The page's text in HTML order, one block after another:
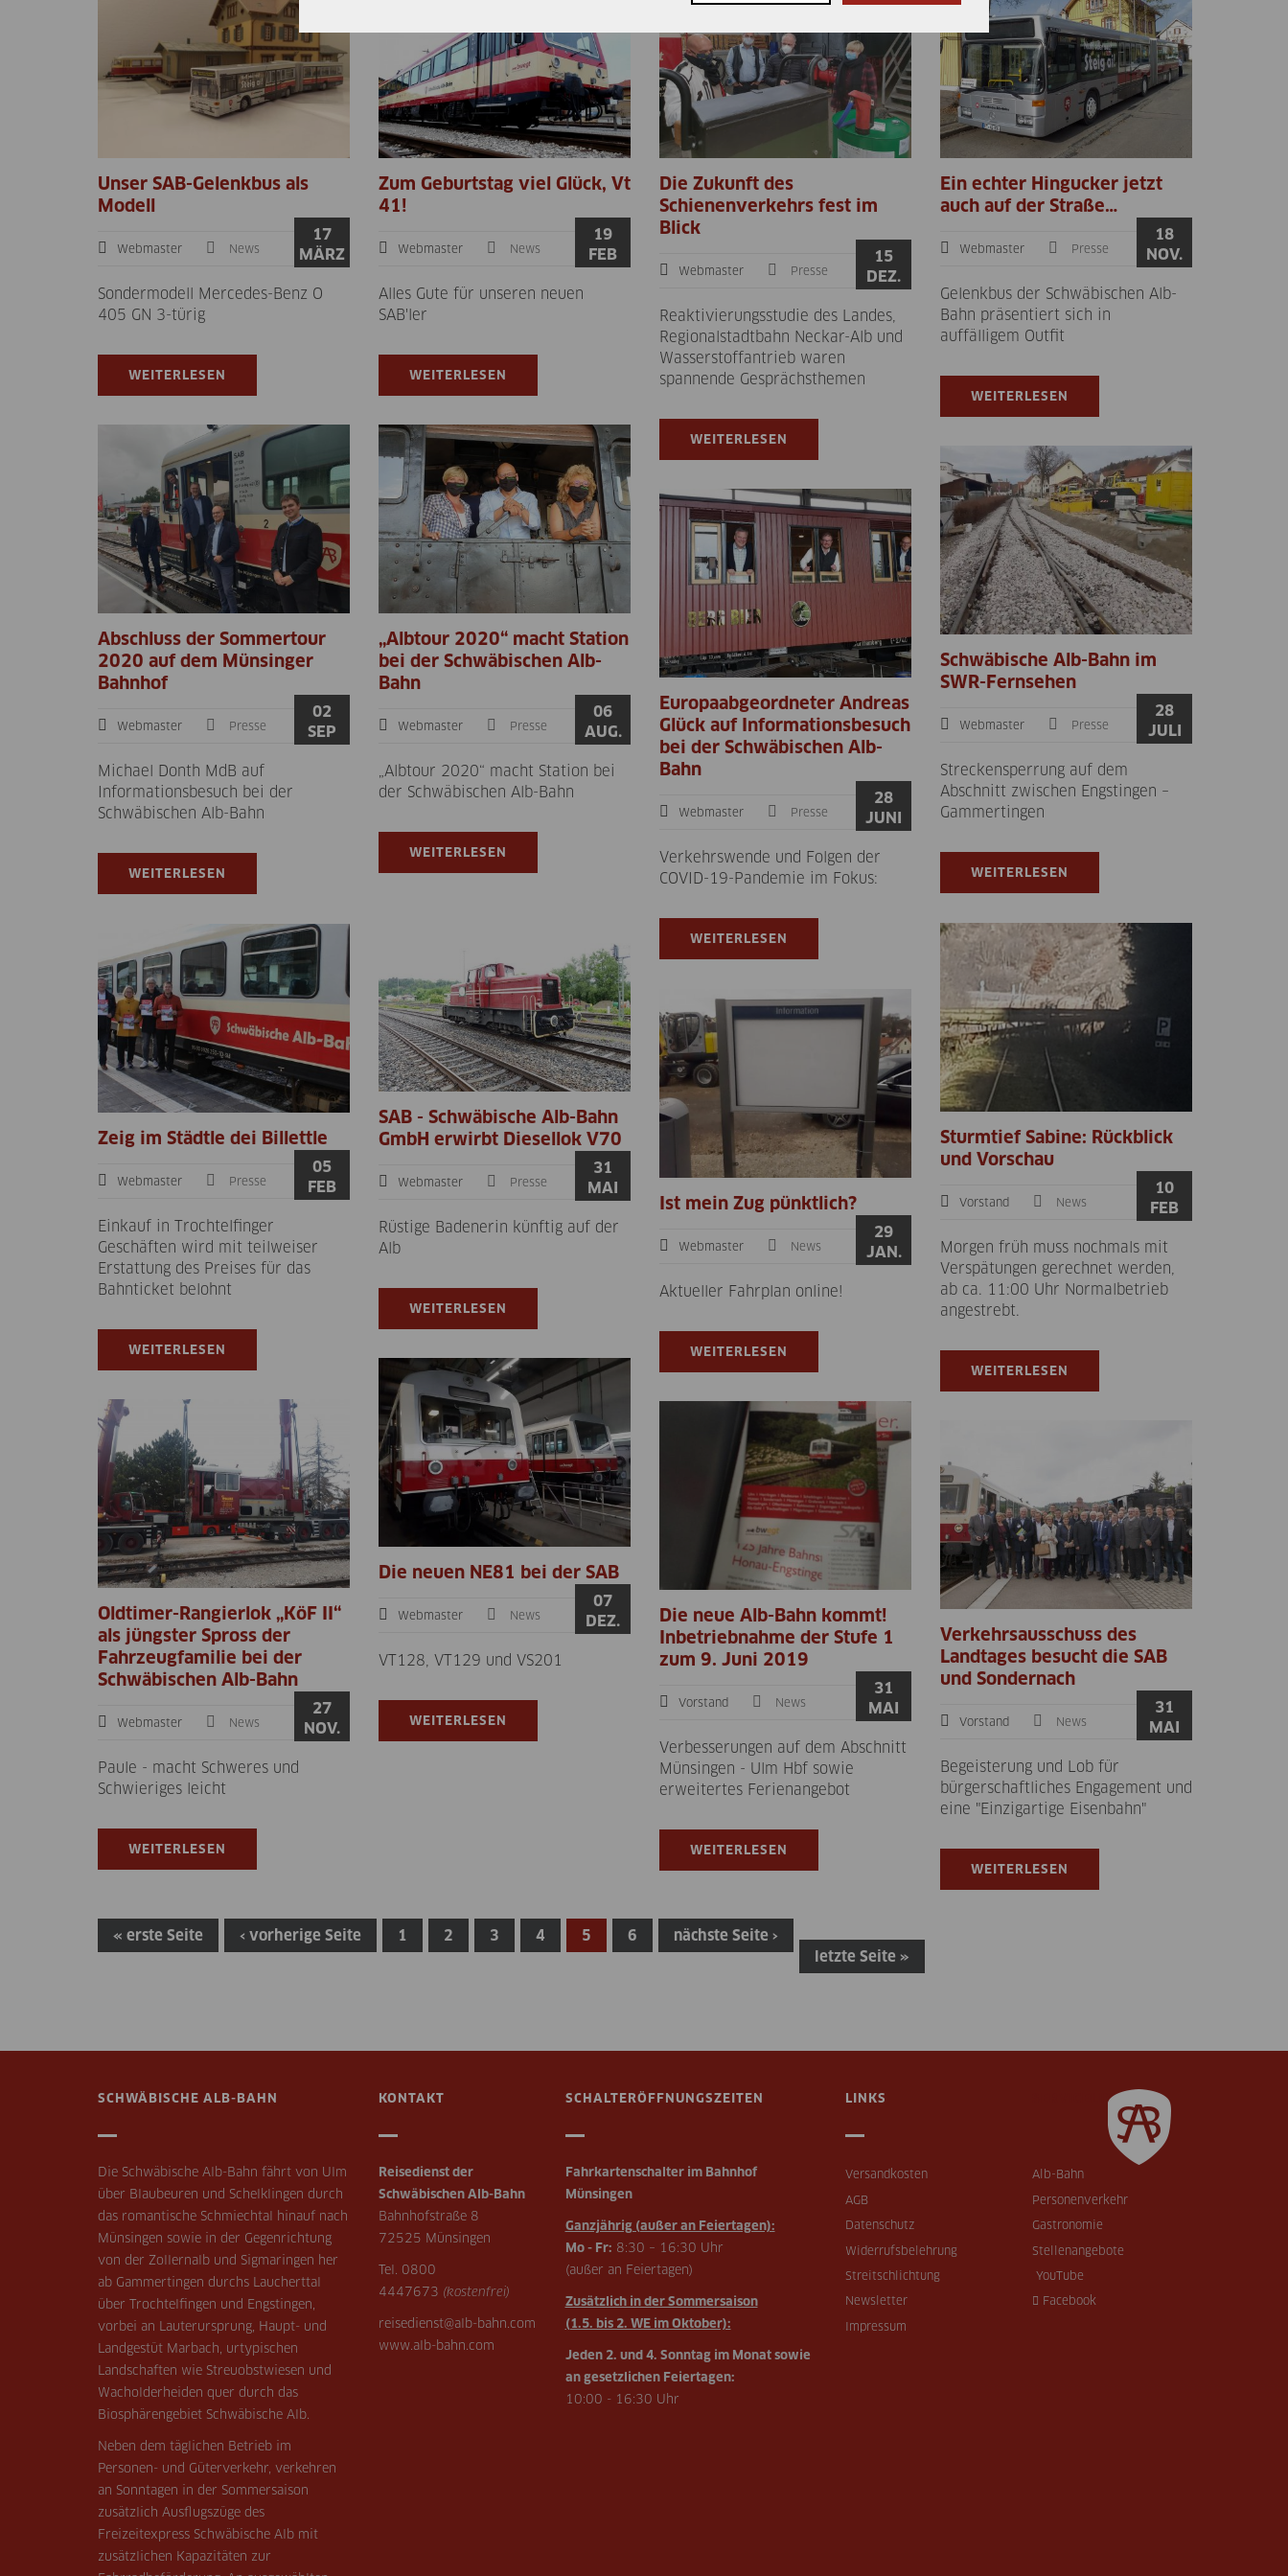
Unser SAB-Gelenkbus als
Modell
Webmaster News
17
MÄRZ
Sondermodell Mercedes-Benz O
405 GN 3-türig
WEITERLESEN
Zum Geburtstag viel Glück, Vt
41!
Webmaster News
19
FEB
Alles Gute für unseren neuen
SAB'ler
WEITERLESEN
Die Zukunft des
Schienenverkehrs fest im
Blick
Webmaster Presse
15
DEZ.
Reaktivierungsstudie des Landes,
Regionalstadtbahn Neckar-Alb und
Wasserstoffantrieb waren
spannende Gesprächsthemen
WEITERLESEN
Ein echter Hingucker jetzt
auch auf der Straße…
Webmaster Presse
18
NOV.
Gelenkbus der Schwäbischen Alb-
Bahn präsentiert sich in
auffälligem Outfit
WEITERLESEN
Abschluss der Sommertour
2020 auf dem Münsinger
Bahnhof
Webmaster Presse
02
SEP
Michael Donth MdB auf
Informationsbesuch bei der
Schwäbischen Alb-Bahn
WEITERLESEN
„Albtour 2020“ macht Station
bei der Schwäbischen Alb-
Bahn
Webmaster Presse
06
AUG.
„Albtour 2020“ macht Station bei
der Schwäbischen Alb-Bahn
WEITERLESEN
Schwäbische Alb-Bahn im
SWR-Fernsehen
Webmaster Presse
28
JULI
Streckensperrung auf dem
Abschnitt zwischen Engstingen –
Gammertingen
WEITERLESEN
Europaabgeordneter Andreas
Glück auf Informationsbesuch
bei der Schwäbischen Alb-
Bahn
Webmaster Presse
28
JUNI
Verkehrswende und Folgen der
COVID-19-Pandemie im Fokus:
WEITERLESEN
SAB - Schwäbische Alb-Bahn
GmbH erwirbt Diesellok V70
Webmaster Presse
31
MAI
Rüstige Badenerin künftig auf der
Alb
WEITERLESEN
Sturmtief Sabine: Rückblick
und Vorschau
Vorstand News
10
FEB
Morgen früh muss nochmals mit
Verspätungen gerechnet werden,
ab ca. 11:00 Uhr Normalbetrieb
angestrebt.
WEITERLESEN
Zeig im Städtle dei Billettle
Webmaster Presse
05
FEB
Einkauf in Trochtelfinger
Geschäften wird mit teilweiser
Erstattung des Preises für das
Bahnticket belohnt
WEITERLESEN
Ist mein Zug pünktlich?
Webmaster News
29
JAN.
Aktueller Fahrplan online!
WEITERLESEN
Die neuen NE81 bei der SAB
Webmaster News
07
DEZ.
VT128, VT129 und VS201
WEITERLESEN
Oldtimer-Rangierlok „KöF II“
als jüngster Spross der
Fahrzeugfamilie bei der
Schwäbischen Alb-Bahn
Webmaster News
27
NOV.
Paule - macht Schweres und
Schwieriges leicht
WEITERLESEN
Die neue Alb-Bahn kommt!
Inbetriebnahme der Stufe 1
zum 9. Juni 2019
Vorstand News
31
MAI
Verbesserungen auf dem Abschnitt
Münsingen - Ulm Hbf sowie
erweitertes Ferienangebot
WEITERLESEN
Verkehrsausschuss des
Landtages besucht die SAB
und Sondernach
Vorstand News
31
MAI
Begeisterung und Lob für
bürgerschaftliches Engagement und
eine "Einzigartige Eisenbahn"
WEITERLESEN
« erste Seite ‹ vorherige Seite 1 2 3 4 5 6
nächste Seite ›
letzte Seite »
SCHWÄBISCHE ALB-BAHN
Die Schwäbische Alb-Bahn fährt von Ulm
über Blaubeuren und Schelklingen durch
das romantische Schmiechtal hinauf nach
Münsingen sowie in der Gegenrichtung
von der Zollernalb und Sigmaringen her
ab Gammertingen durchs Laucherttal
über Trochtelfingen und Engstingen,
vorbei an Lauterursprung, Haupt- und
Landgestüt Marbach, urtypischen
Landschaften wie Streuobstwiesen und
Wacholderheiden quer durch das
Biosphärengebiet Schwäbische Alb.
Neben dem täglichen Betrieb im
Personen- und Güterverkehr, verkehren
an Sonntagen in der Sommersaison
zusätzlich Ausflugszüge des
Freizeitexpress Schwäbische Alb mit
zusätzlichen Kapazitäten zur
KONTAKT
Reisedienst der
Schwäbischen Alb-Bahn
Bahnhofstraße 8
72525 Münsingen
Tel. 0800
4447673 (kostenfrei)
reisedienst@alb-bahn.com
www.alb-bahn.com
SCHALTERÖFFNUNGSZEITEN
Fahrkartenschalter im Bahnhof
Münsingen
Ganzjährig (außer an Feiertagen):
Mo - Fr: 8:30 – 16:30 Uhr
(außer an Feiertagen)
Zusätzlich in der Sommersaison
(1.5. bis 2. WE im Oktober):
Jeden 2. und 4. Sonntag im Monat sowie
an gesetzlichen Feiertagen:
10:00 - 16:30 Uhr
LINKS
Versandkosten
AGB
Datenschutz
Widerrufsbelehrung
Streitschlichtung
Newsletter
Impressum
SERVICELINKS
Alb-Bahn
Personenverkehr
Gastronomie
Stellenangebote
YouTube
Facebook